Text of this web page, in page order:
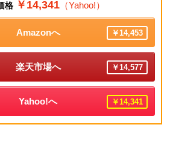
格 ￥14,341 （Yahoo!）
Amazonへ ￥14,453
楽天市場へ ￥14,577
Yahoo!へ ￥14,341